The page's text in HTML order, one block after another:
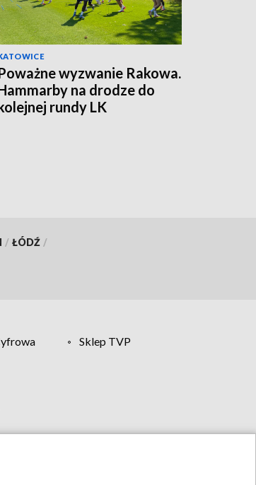
wyzwanie Rakowa.
na drodze do
rundy LK
/ ŁÓDŹ /
Sklep TVP